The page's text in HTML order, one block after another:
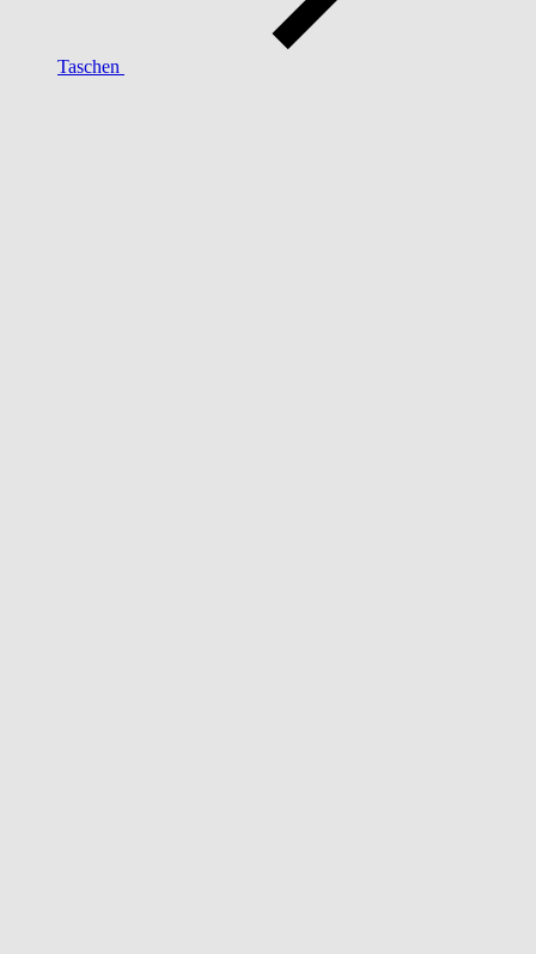
Taschen